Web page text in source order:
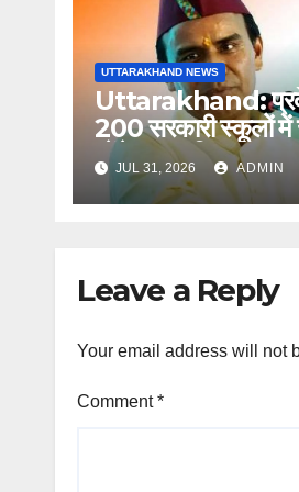
UTTARAKHAND NEWS
Uttarakhand:
200 सरकारी स्कूलों में
रहेंगे व्यावसायिक
शिक्षा मंत्री ने दिए निर्देश
JUL 31, 2026 ADMIN
Leave a Reply
Your email address will not
Comment*